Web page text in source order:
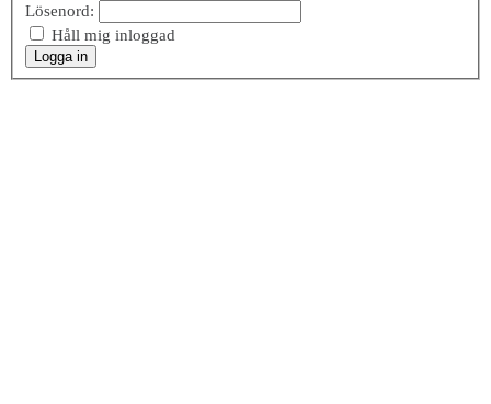
Lösenord:
Håll mig inloggad
Logga in